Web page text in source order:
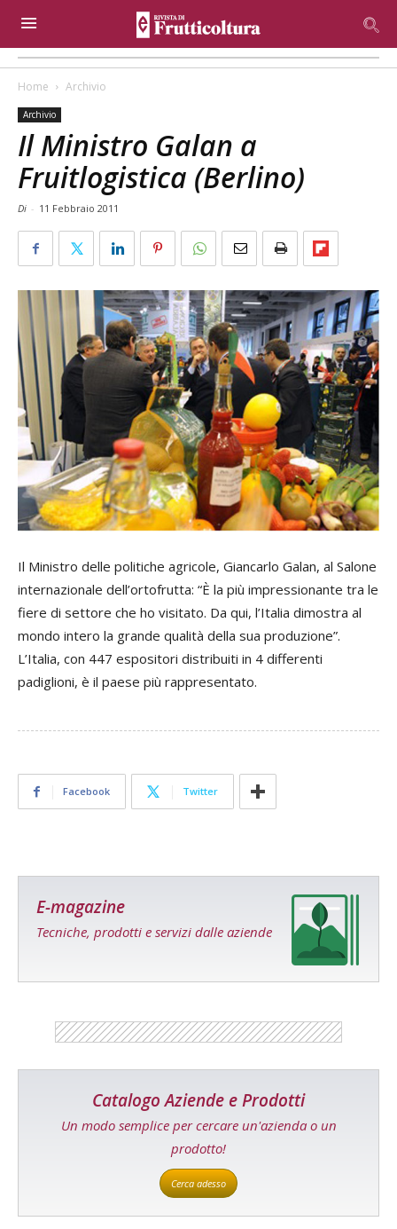
Home Archivio
Archivio
Il Ministro Galan a
Fruitlogistica (Berlino)
Di - 11 Febbraio 2011
Il Ministro delle politiche agricole, Giancarlo Galan, al Salone
internazionale dell’ortofrutta: “È la più impressionante tra le
fiere di settore che ho visitato. Da qui, l’Italia dimostra al
mondo intero la grande qualità della sua produzione”.
L’Italia, con 447 espositori distribuiti in 4 differenti
padiglioni, è il paese più rappresentato.
Facebook Twitter
E-magazine
Tecniche, prodotti e servizi dalle aziende
Catalogo Aziende e Prodotti
Un modo semplice per cercare un'azienda o un
prodotto!
Cerca adesso